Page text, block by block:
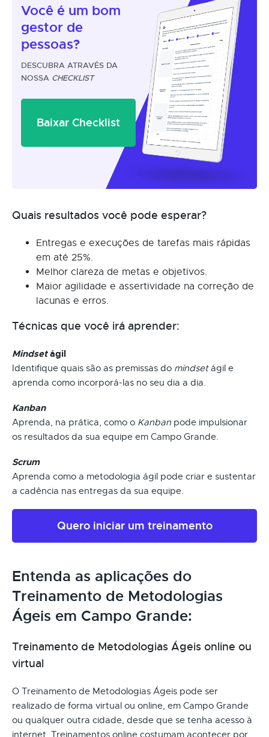
Você é um bom
gestor de
pessoas?
DESCUBRA ATRAVÉS DA
NOSSA CHECKLIST
Baixar Checklist
Quais resultados você pode esperar?
Entregas e execuções de tarefas mais rápidas
em até 25%.
Melhor clareza de metas e objetivos.
Maior agilidade e assertividade na correção de
lacunas e erros.
Técnicas que você irá aprender:
Mindsetágil
Identifique quais são as premissas do mindsetágil e
aprenda como incorporá-las no seu dia a dia.
Kanban
Aprenda, na prática, como o Kanban pode impulsionar
os resultados da sua equipe em Campo Grande.
Scrum
Aprenda como a metodologia ágil pode criar e sustentar
a cadência nas entregas da sua equipe.
Quero iniciar um treinamento
Entenda as aplicações do
Treinamento de Metodologias
Ágeis em Campo Grande:
Treinamento de Metodologias Ágeis online ou
virtual
O Treinamento de Metodologias Ágeis pode ser
realizado de forma virtual ou online, em Campo Grande
ou qualquer outra cidade, desde que se tenha acesso à
internet. Treinamentos online costumam acontecer por